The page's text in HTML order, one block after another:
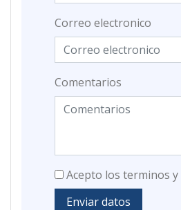
Correo electronico
Comentarios
Acepto los terminos y
Enviar datos